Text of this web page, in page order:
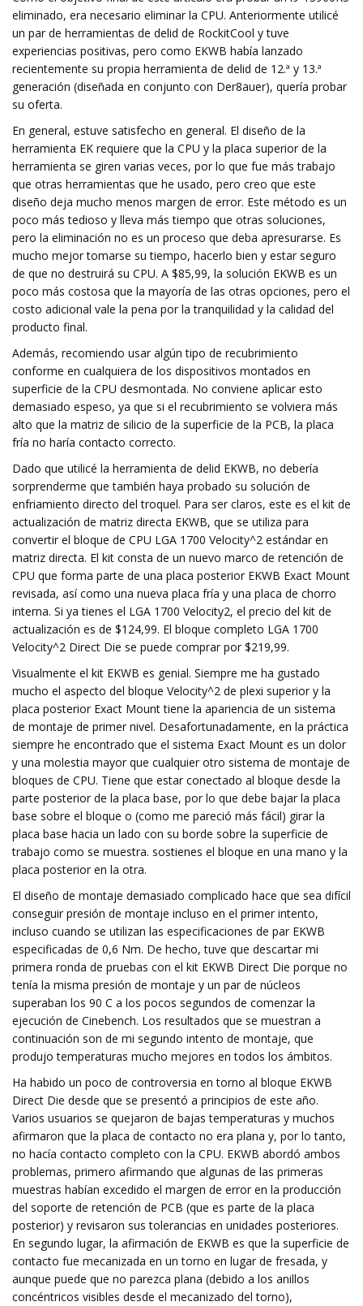
eliminado, era necesario eliminar la CPU. Anteriormente utilicé
un par de herramientas de delid de RockitCool y tuve
experiencias positivas, pero como EKWB había lanzado
recientemente su propia herramienta de delid de 12.ª y 13.ª
generación (diseñada en conjunto con Der8auer), quería probar
su oferta.
En general, estuve satisfecho en general. El diseño de la
herramienta EK requiere que la CPU y la placa superior de la
herramienta se giren varias veces, por lo que fue más trabajo
que otras herramientas que he usado, pero creo que este
diseño deja mucho menos margen de error. Este método es un
poco más tedioso y lleva más tiempo que otras soluciones,
pero la eliminación no es un proceso que deba apresurarse. Es
mucho mejor tomarse su tiempo, hacerlo bien y estar seguro
de que no destruirá su CPU. A $85,99, la solución EKWB es un
poco más costosa que la mayoría de las otras opciones, pero el
costo adicional vale la pena por la tranquilidad y la calidad del
producto final.
Además, recomiendo usar algún tipo de recubrimiento
conforme en cualquiera de los dispositivos montados en
superficie de la CPU desmontada. No conviene aplicar esto
demasiado espeso, ya que si el recubrimiento se volviera más
alto que la matriz de silicio de la superficie de la PCB, la placa
fría no haría contacto correcto.
Dado que utilicé la herramienta de delid EKWB, no debería
sorprenderme que también haya probado su solución de
enfriamiento directo del troquel. Para ser claros, este es el kit de
actualización de matriz directa EKWB, que se utiliza para
convertir el bloque de CPU LGA 1700 Velocity^2 estándar en
matriz directa. El kit consta de un nuevo marco de retención de
CPU que forma parte de una placa posterior EKWB Exact Mount
revisada, así como una nueva placa fría y una placa de chorro
interna. Si ya tienes el LGA 1700 Velocity2, el precio del kit de
actualización es de $124,99. El bloque completo LGA 1700
Velocity^2 Direct Die se puede comprar por $219,99.
Visualmente el kit EKWB es genial. Siempre me ha gustado
mucho el aspecto del bloque Velocity^2 de plexi superior y la
placa posterior Exact Mount tiene la apariencia de un sistema
de montaje de primer nivel. Desafortunadamente, en la práctica
siempre he encontrado que el sistema Exact Mount es un dolor
y una molestia mayor que cualquier otro sistema de montaje de
bloques de CPU. Tiene que estar conectado al bloque desde la
parte posterior de la placa base, por lo que debe bajar la placa
base sobre el bloque o (como me pareció más fácil) girar la
placa base hacia un lado con su borde sobre la superficie de
trabajo como se muestra. sostienes el bloque en una mano y la
placa posterior en la otra.
El diseño de montaje demasiado complicado hace que sea difícil
conseguir presión de montaje incluso en el primer intento,
incluso cuando se utilizan las especificaciones de par EKWB
especificadas de 0,6 Nm. De hecho, tuve que descartar mi
primera ronda de pruebas con el kit EKWB Direct Die porque no
tenía la misma presión de montaje y un par de núcleos
superaban los 90 C a los pocos segundos de comenzar la
ejecución de Cinebench. Los resultados que se muestran a
continuación son de mi segundo intento de montaje, que
produjo temperaturas mucho mejores en todos los ámbitos.
Ha habido un poco de controversia en torno al bloque EKWB
Direct Die desde que se presentó a principios de este año.
Varios usuarios se quejaron de bajas temperaturas y muchos
afirmaron que la placa de contacto no era plana y, por lo tanto,
no hacía contacto completo con la CPU. EKWB abordó ambos
problemas, primero afirmando que algunas de las primeras
muestras habían excedido el margen de error en la producción
del soporte de retención de PCB (que es parte de la placa
posterior) y revisaron sus tolerancias en unidades posteriores.
En segundo lugar, la afirmación de EKWB es que la superficie de
contacto fue mecanizada en un torno en lugar de fresada, y
aunque puede que no parezca plana (debido a los anillos
concéntricos visibles desde el mecanizado del torno),